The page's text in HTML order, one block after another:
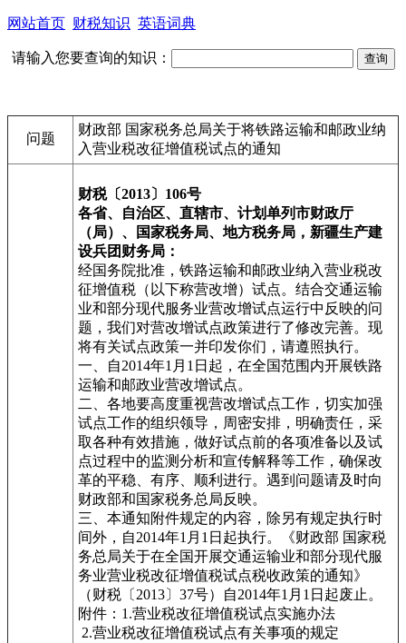
网站首页 财税知识 英语词典
请输入您要查询的知识：
问题
财政部 国家税务总局关于将铁路运输和邮政业纳
入营业税改征增值税试点的通知
财税〔2013〕106号
各省、自治区、直辖市、计划单列市财政厅
（局）、国家税务局、地方税务局，新疆生产建
设兵团财务局：
经国务院批准，铁路运输和邮政业纳入营业税改
征增值税（以下称营改增）试点。结合交通运输
业和部分现代服务业营改增试点运行中反映的问
题，我们对营改增试点政策进行了修改完善。现
将有关试点政策一并印发你们，请遵照执行。
一、自2014年1月1日起，在全国范围内开展铁路
运输和邮政业营改增试点。
二、各地要高度重视营改增试点工作，切实加强
试点工作的组织领导，周密安排，明确责任，采
取各种有效措施，做好试点前的各项准备以及试
点过程中的监测分析和宣传解释等工作，确保改
革的平稳、有序、顺利进行。遇到问题请及时向
财政部和国家税务总局反映。
三、本通知附件规定的内容，除另有规定执行时
间外，自2014年1月1日起执行。《财政部 国家税
务总局关于在全国开展交通运输业和部分现代服
务业营业税改征增值税试点税收政策的通知》
（财税〔2013〕37号）自2014年1月1日起废止。
附件：1.营业税改征增值税试点实施办法
2.营业税改征增值税试点有关事项的规定